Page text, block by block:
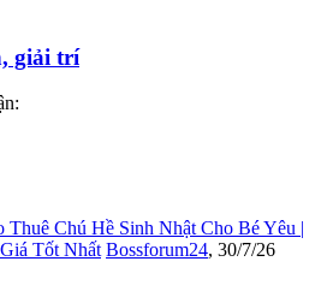
giải trí
Thuê Chú Hề Sinh Nhật Cho Bé Yêu |
Tốt Nhất Bossforum24, 30/7/26